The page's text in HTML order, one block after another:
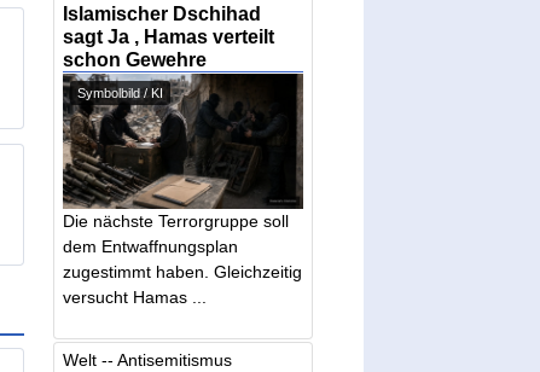
Islamischer Dschihad
sagt Ja , Hamas verteilt
schon Gewehre
Symbolbild / KI
Die nächste Terrorgruppe soll
dem Entwaffnungsplan
zugestimmt haben. Gleichzeitig
versucht Hamas ...
Welt -- Antisemitismus